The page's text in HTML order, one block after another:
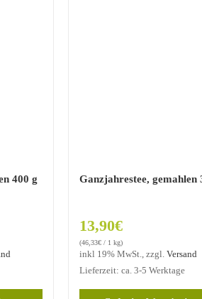
400 g Ganzjahrestee, gemahlen
13,90€
(46,33€/ 1 kg)
inkl 19% MwSt., zzgl. Versand
Lieferzeit: ca. 3-5 Werktage